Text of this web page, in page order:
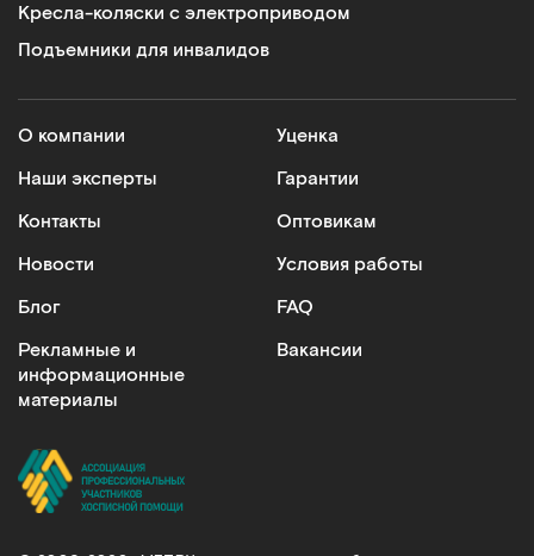
Кресла-коляски с электроприводом
Подъемники для инвалидов
О компании
Наши эксперты
Контакты
Новости
Блог
Рекламные и
информационные
материалы
Уценка
Гарантии
Оптовикам
Условия работы
FAQ
Вакансии